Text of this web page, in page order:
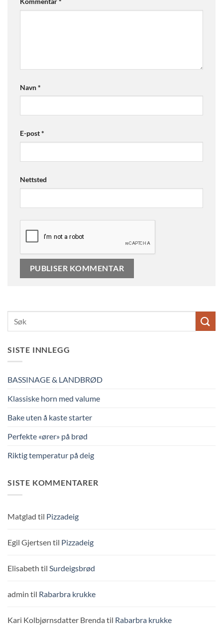
Navn*
E-post*
Nettsted
SISTE INNLEGG
BASSINAGE & LANDBRØD
Klassiske horn med valume
Bake uten å kaste starter
Perfekte «ører» på brød
Riktig temperatur på deig
SISTE KOMMENTARER
Matglad til Pizzadeig
Egil Gjertsen til Pizzadeig
Elisabeth til Surdeigsbrød
admin til Rabarbra krukke
Kari Kolbjørnsdatter Brenda til Rabarbra krukke